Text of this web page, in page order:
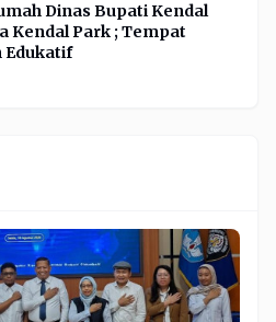
Dinas Bupati Kendal
Kendal Park ; Tempat
Edukatif